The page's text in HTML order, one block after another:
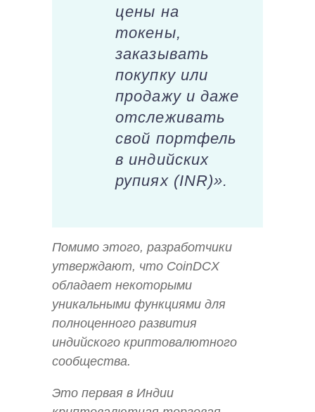
цены на
токены,
заказывать
покупку или
продажу и даже
отслеживать
свой портфель
в индийских
рупиях (INR)».
Помимо этого, разработчики
утверждают, что CoinDCX
обладает некоторыми
уникальными функциями для
полноценного развития
индийского криптовалютного
сообщества.
Это первая в Индии